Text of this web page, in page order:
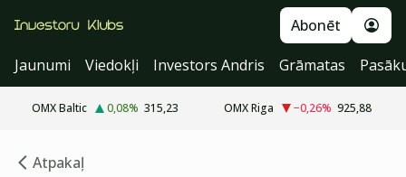
Abonēt
Jaunumi
Viedokļi Investors Andris Grāmatas
OMX Baltic 0,08% 315,23 OMX Riga −0,26% 925,88
Atpakaļ